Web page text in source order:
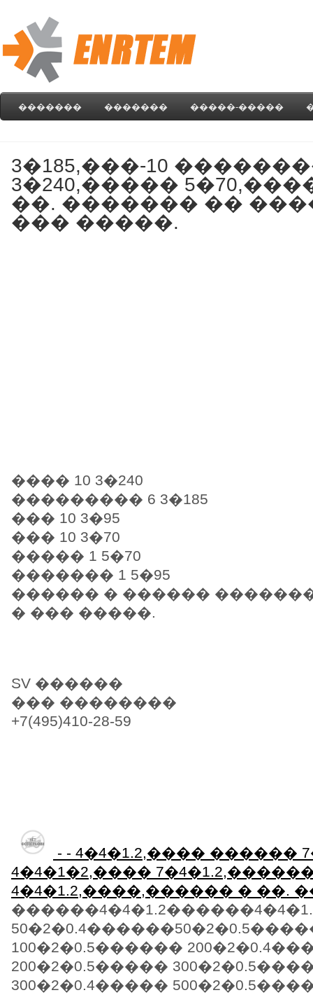
������� ������� �����-�����
3�185,���-10
3�240,�����
��. ������� ��
��� �����.
���� 10 3�240
��������� 6 3�185
��� 10 3�95
��� 10 3�70
����� 1 5�70
������� 1 5�95
������ � ������
� ��� �����.
SV ������
��� ��������
+7(495)410-28-59
- - 4�4�1.2,���� ������
4�4�1�2,����
4�4�1.2,����,������ � ��.
100�2�0.5������
200�2�0.5�����
300�2�0.4�����